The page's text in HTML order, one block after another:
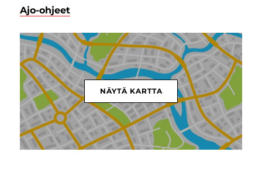
Ajo-ohjeet
NÄYTÄ KARTTA